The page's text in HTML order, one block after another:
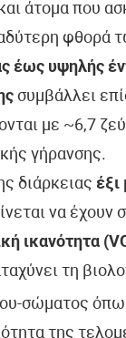
άτομα που
φθορά
έως υψηλής
συμβάλλει
με ~6,7
γήρανσης.
διάρκειας
να έχουν
ικανότητα
τη
σώματος
της